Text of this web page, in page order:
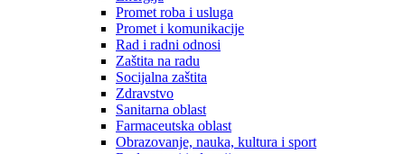
Promet roba i usluga
Promet i komunikacije
Rad i radni odnosi
Zaštita na radu
Socijalna zaštita
Zdravstvo
Sanitarna oblast
Farmaceutska oblast
Obrazovanje, nauka, kultura i sport